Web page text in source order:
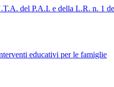
del P.A.I. e della L.R. n. 1
educativi per le famiglie